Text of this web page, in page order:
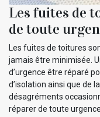
Les fuites de
de toute
Les fuites de toitures
jamais être minimisée.
d’urgence être réparé
d’isolation ainsi que de
désagréments
réparer de toute